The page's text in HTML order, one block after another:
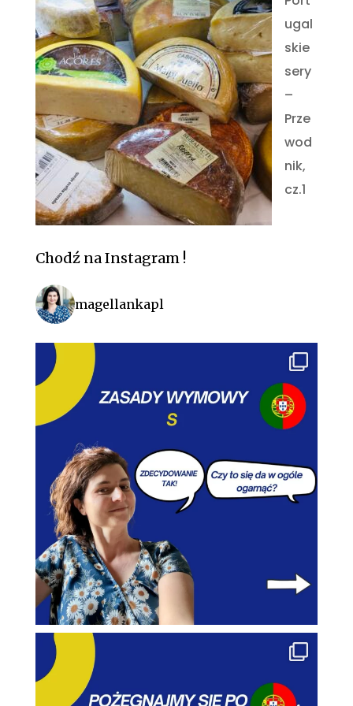
ugal
skie
sery
–
Prze
wod
nik,
cz.1
Chodź na Instagram !
magellankapl